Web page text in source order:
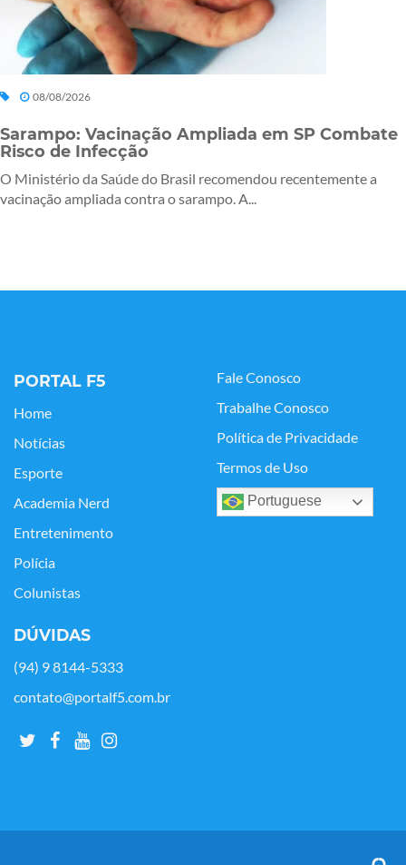
08/08/2026
Sarampo: Vacinação Ampliada em SP Combate
Risco de Infecção
O Ministério da Saúde do Brasil recomendou recentemente a
vacinação ampliada contra o sarampo. A...
PORTAL F5
Home
Notícias
Esporte
Academia Nerd
Entretenimento
Polícia
Colunistas
Fale Conosco
Trabalhe Conosco
Política de Privacidade
Termos de Uso
Portuguese
DÚVIDAS
(94) 9 8144-5333
contato@portalf5.com.br